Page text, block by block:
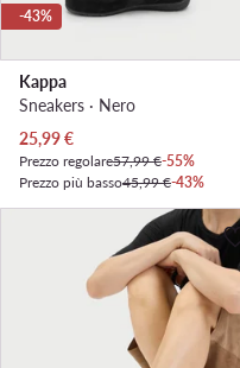
-43%
Kappa
Sneakers · Nero
Prezzo attuale
25,99€
Prezzo regolare57,99 €-55%
Prezzo più basso45,99 €-43%